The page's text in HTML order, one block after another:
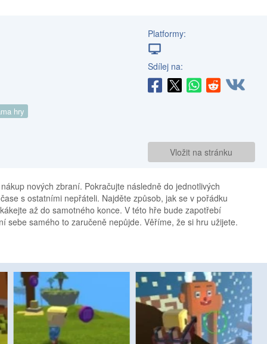
hry
Platformy:
Sdílej na:
Vložit na stránku
nových zbraní. Pokračujte následně do jednotlivých
s ostatními nepřáteli. Najděte způsob, jak se v pořádku
až do samotného konce. V této hře bude zapotřebí
sebe samého to zaručeně nepůjde. Věříme, že si hru užijete.